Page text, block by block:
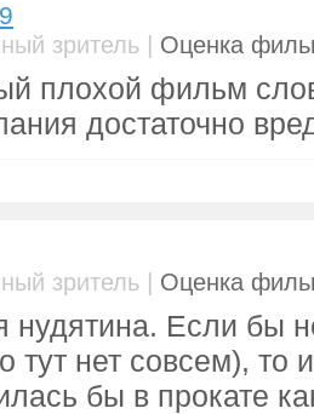
зритель | Оценка
плохой фильм
достаточно
зритель | Оценка
нудятина. Если бы
тут нет совсем), то
бы в прокате